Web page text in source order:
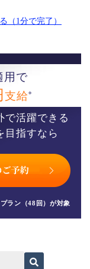
（1分で完了）
用で
支給※
で活躍できる
目指すなら
ラン（48回）が対象